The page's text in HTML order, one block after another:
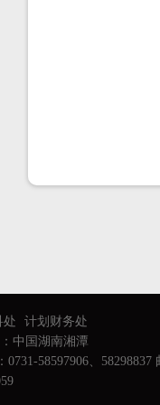
处
计划财务处
中国湖南湘潭
58597906、58298837